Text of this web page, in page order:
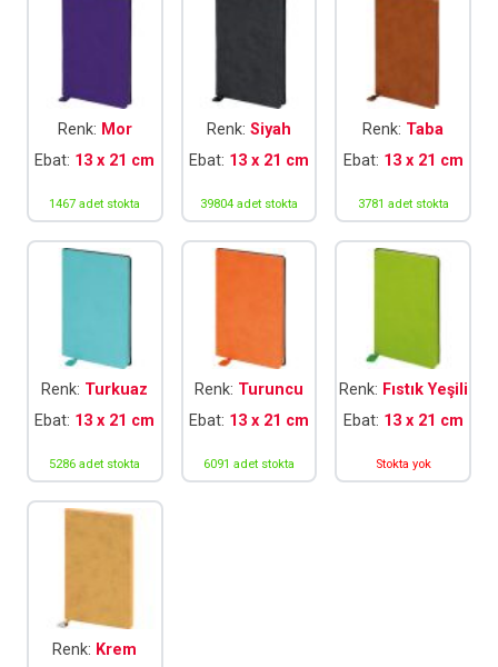
Renk: Mor
Ebat: 13 x 21 cm
1467 adet stokta
Renk: Siyah
Ebat: 13 x 21 cm
39804 adet stokta
Renk: Taba
Ebat: 13 x 21 cm
3781 adet stokta
Renk: Turkuaz
Ebat: 13 x 21 cm
5286 adet stokta
Renk: Turuncu
Ebat: 13 x 21 cm
6091 adet stokta
Renk: Fıstık Yeşili
Ebat: 13 x 21 cm
Stokta yok
Renk: Krem